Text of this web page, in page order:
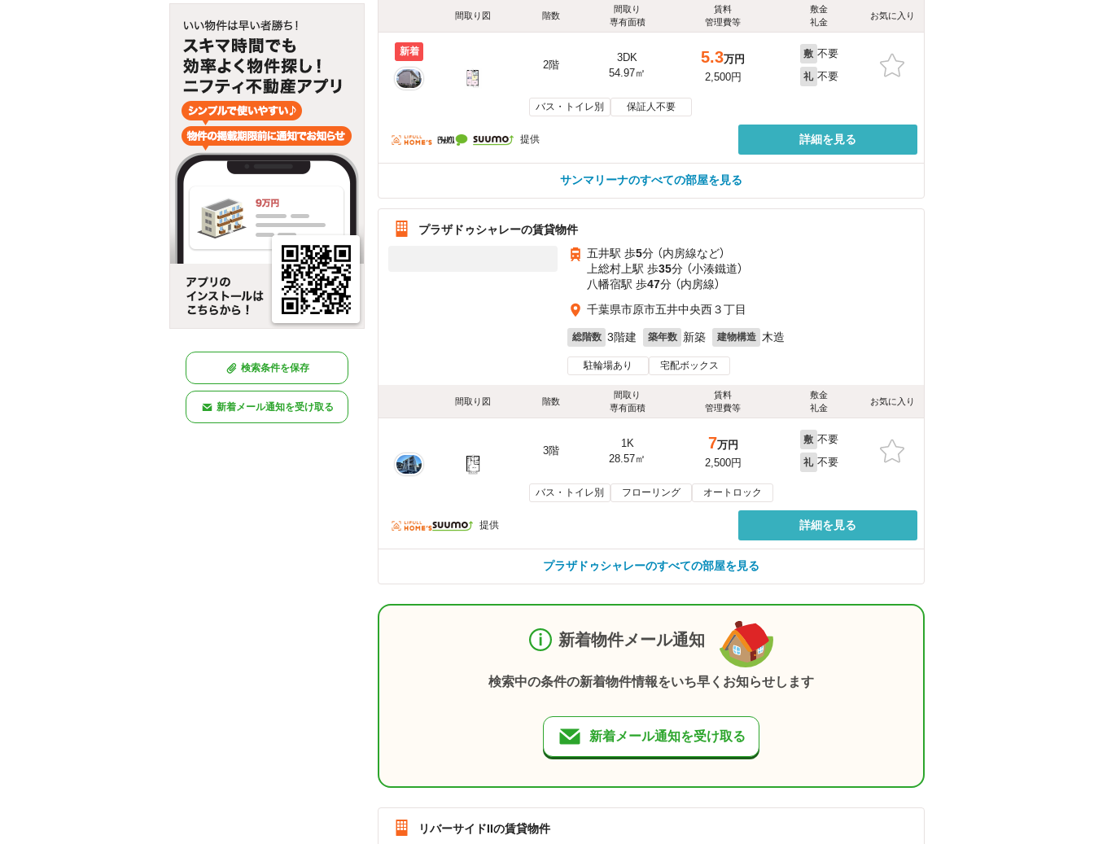
検索条件を保存
新着メール通知を受け取る
間取り図 階数
間取り
専有面積
賃料
管理費等
敷金
礼金
お気に入り
新着
2階
3DK
54.97㎡
5.3万円
2,500円
敷 不要
礼 不要
バス・トイレ別 保証人不要
提供 詳細を見る
サンマリーナのすべての部屋を見る
プラザドゥシャレーの賃貸物件
五井駅 歩5分 （内房線など）
上総村上駅 歩35分 （小湊鐵道）
八幡宿駅 歩47分 （内房線）
千葉県市原市五井中央西３丁目
総階数 3階建 築年数 新築 建物構造 木造
駐輪場あり 宅配ボックス
間取り図 階数
間取り
専有面積
賃料
管理費等
敷金
礼金
お気に入り
3階
1K
28.57㎡
7万円
2,500円
敷 不要
礼 不要
バス・トイレ別 フローリング オートロック
提供 詳細を見る
プラザドゥシャレーのすべての部屋を見る
新着物件メール通知
検索中の条件の新着物件情報をいち早くお知らせします
新着メール通知を受け取る
リバーサイドIIの賃貸物件